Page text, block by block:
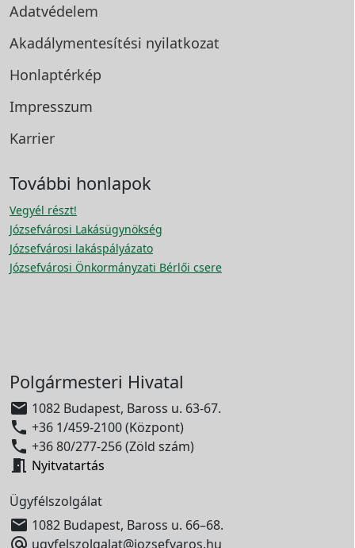
Adatvédelem
Akadálymentesítési nyilatkozat
Honlaptérkép
Impresszum
Karrier
További honlapok
Vegyél részt!
Józsefvárosi Lakásügynökség
Józsefvárosi lakáspályázato
Józsefvárosi Önkormányzati Bérlői csere
Polgármesteri Hivatal
 1082 Budapest, Baross u. 63-67.
 +36 1/459-2100 (Központ)
 +36 80/277-256 (Zöld szám)
 Nyitvatartás
Ügyfélszolgálat
 1082 Budapest, Baross u. 66–68.
 ugyfelszolgalat@jozsefvaros.hu